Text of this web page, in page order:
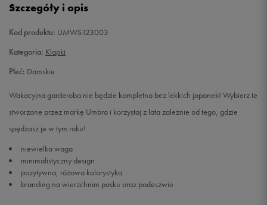
39 25 cm
41 26 cm Powiadom o dostępności
Szczegóły i opis
Kod produktu: UMWS123003
Kategoria: Klapki
Płeć: Damskie
Wakacyjna garderoba nie będzie kompletna bez lekkich japonek! Wybierz te
stworzone przez markę Umbro i korzystaj z lata zależnie od tego, gdzie
spędzasz je w tym roku!
niewielka waga
minimalistyczny design
pozytywna, różowa kolorystyka
branding na wierzchnim pasku oraz podeszwie